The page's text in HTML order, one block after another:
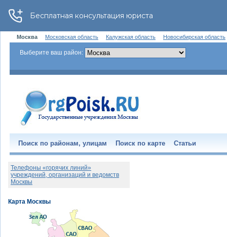
Москва Московская область Калужская область Новосибирская область
Выберите ваш район:
Поиск по районам, улицам Поиск по карте Статьи
Телефоны «горячих линий»
учреждений, организаций и ведомств
Москвы